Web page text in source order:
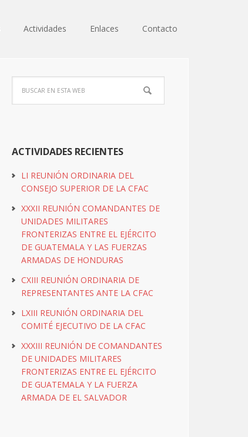
Actividades Enlaces Contacto
ACTIVIDADES RECIENTES
LI REUNIÓN ORDINARIA DEL
CONSEJO SUPERIOR DE LA CFAC
XXXII REUNIÓN COMANDANTES DE
UNIDADES MILITARES
FRONTERIZAS ENTRE EL EJÉRCITO
DE GUATEMALA Y LAS FUERZAS
ARMADAS DE HONDURAS
CXIII REUNIÓN ORDINARIA DE
REPRESENTANTES ANTE LA CFAC
LXIII REUNIÓN ORDINARIA DEL
COMITÉ EJECUTIVO DE LA CFAC
XXXIII REUNIÓN DE COMANDANTES
DE UNIDADES MILITARES
FRONTERIZAS ENTRE EL EJÉRCITO
DE GUATEMALA Y LA FUERZA
ARMADA DE EL SALVADOR